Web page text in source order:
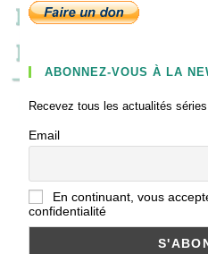
ABONNEZ-VOUS À LA
Recevez tous les actualités
Email
En continuant, vous
confidentialité